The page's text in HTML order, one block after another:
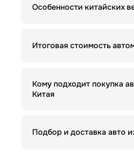
Особенности китайских
Итоговая стоимость
Кому подходит покупка
Китая
Подбор и доставка авто